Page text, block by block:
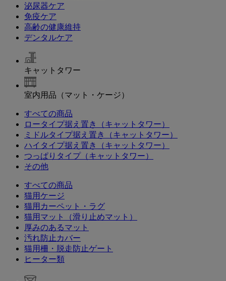
泌尿器ケア
免疫ケア
高齢の健康維持
デンタルケア
キャットタワー
室内用品（マット・ケージ）
すべての商品
ロータイプ据え置き（キャットタワー）
ミドルタイプ据え置き（キャットタワー）
ハイタイプ据え置き（キャットタワー）
つっぱりタイプ（キャットタワー）
その他
すべての商品
猫用ケージ
猫用カーペット・ラグ
猫用マット（滑り止めマット）
厚みのあるマット
汚れ防止カバー
猫用柵・脱走防止ゲート
ヒーター類